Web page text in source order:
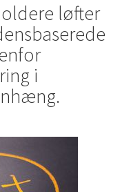
løfter
i